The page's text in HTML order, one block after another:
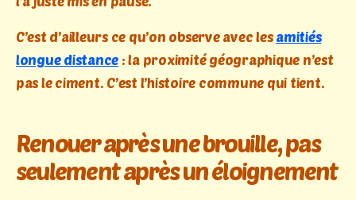
C’est d’ailleurs ce qu’on observe avec les amitiés
longue distance : la proximité géographique n’est
pas le ciment. C’est l’histoire commune qui tient.
Renouer après une brouille, pas
seulement après un éloignement